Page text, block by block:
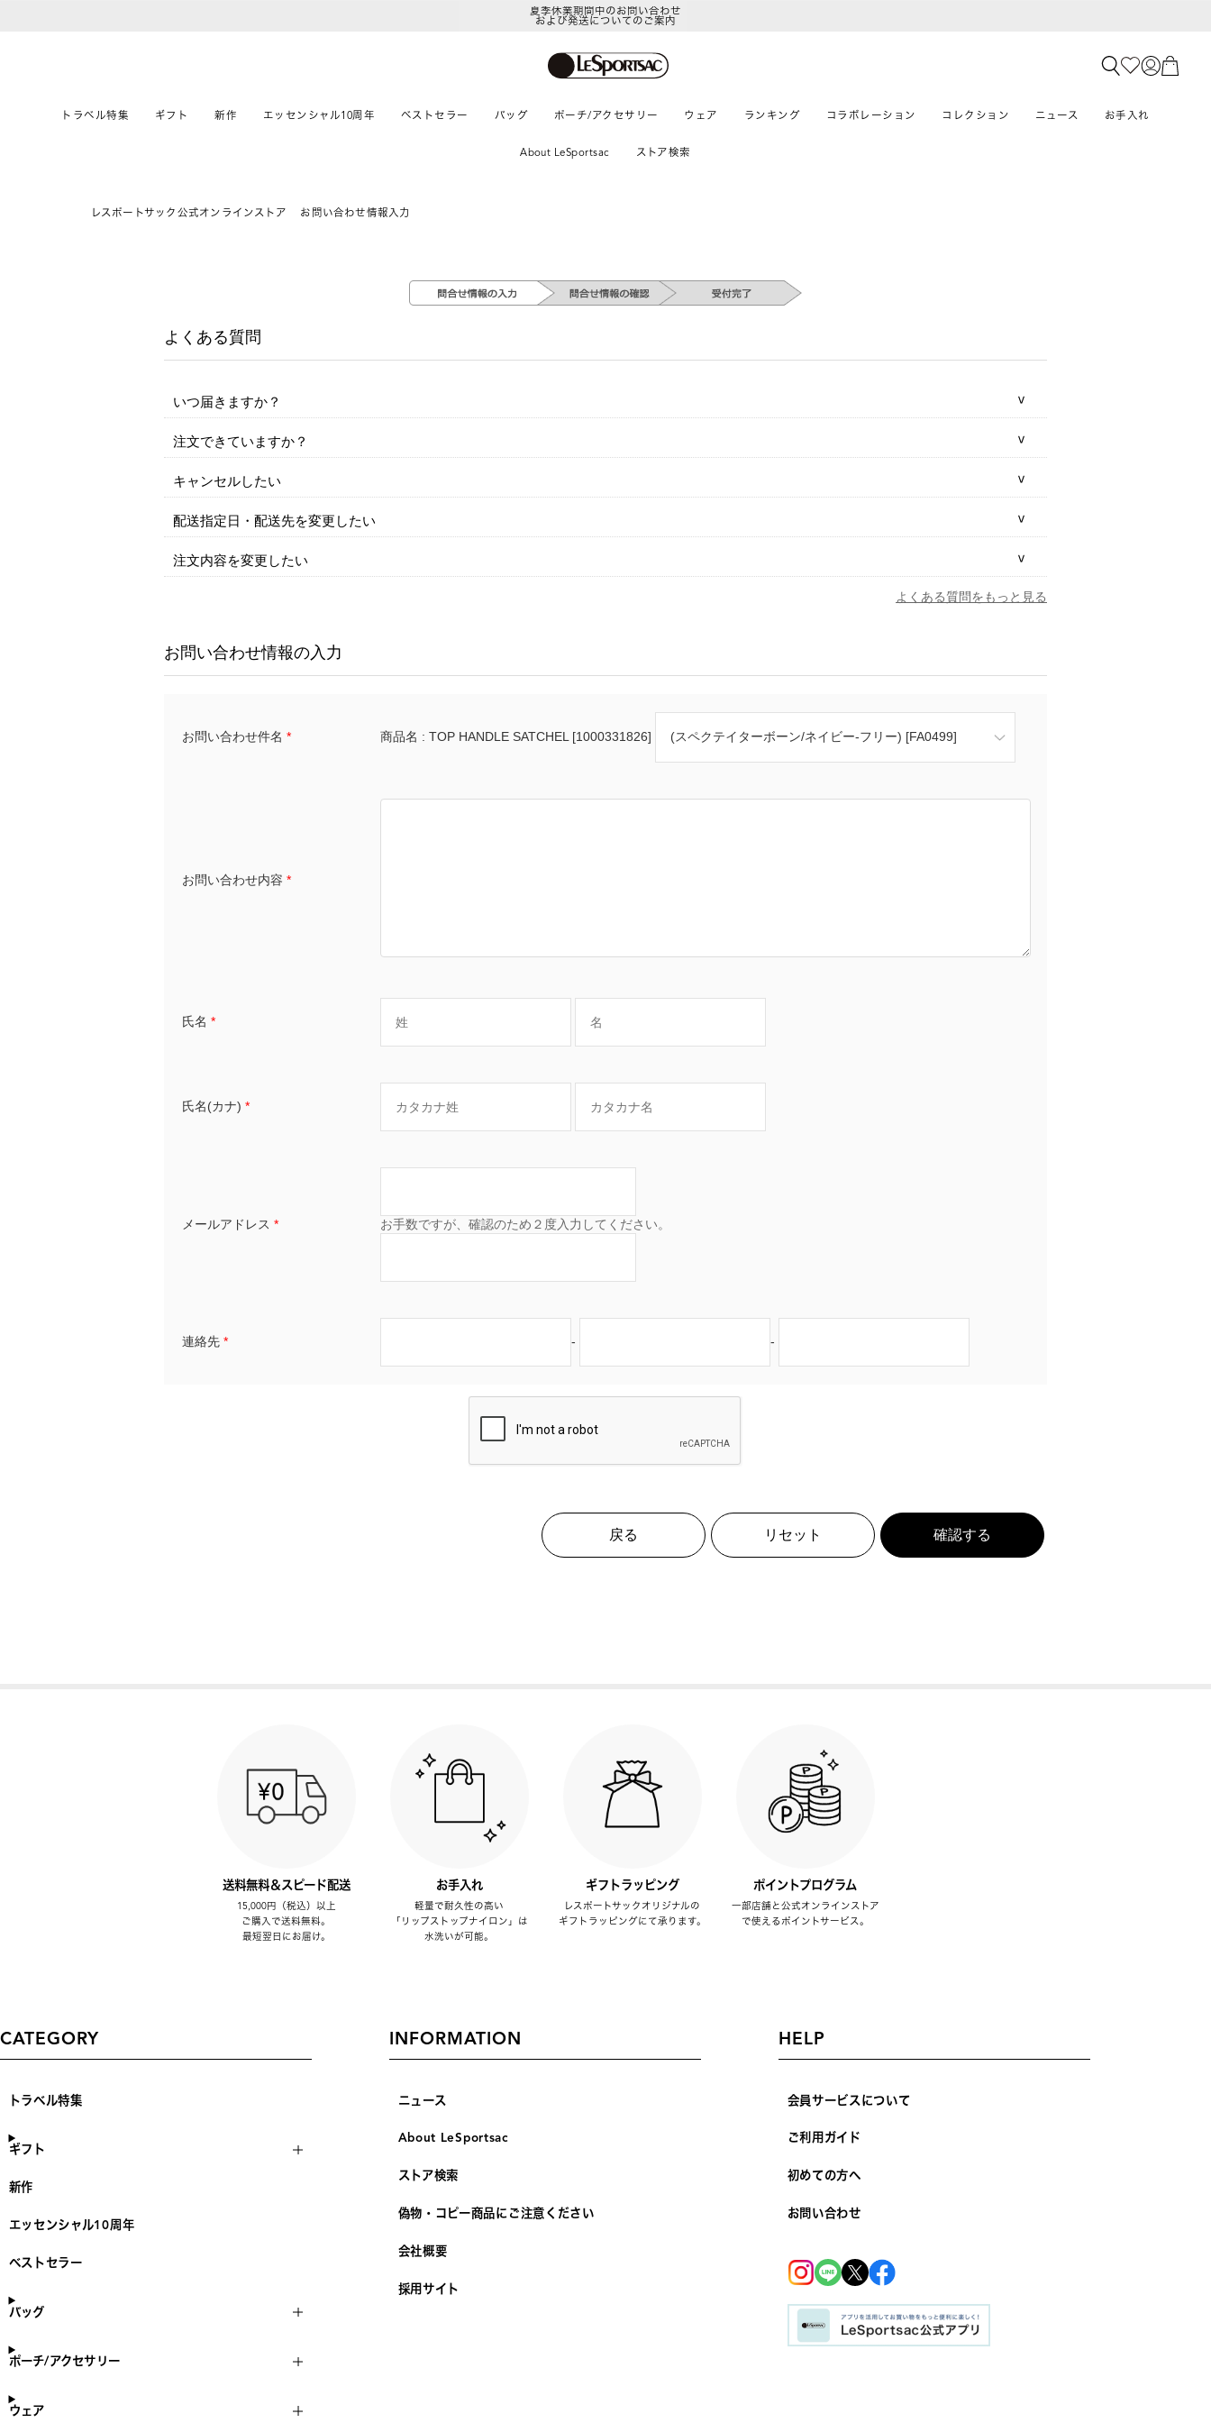
夏季休業期間中のお問い合わせ
および発送についてのご案内
トラベル特集 ギフト 新作 エッセンシャル10周年 ベストセラー バッグ ポーチ/アクセサリー ウェア ランキング コラボレーション コレクション ニュース お手入れ
About LeSportsac ストア検索
レスポートサック公式オンラインストア お問い合わせ情報入力
よくある質問
いつ届きますか？
注文できていますか？
キャンセルしたい
配送指定日・配送先を変更したい
注文内容を変更したい
よくある質問をもっと見る
お問い合わせ情報の入力
お問い合わせ件名 * 商品名 : TOP HANDLE SATCHEL [1000331826]
お問い合わせ内容 *
氏名 *
氏名(カナ) *
メールアドレス * お手数ですが、確認のため２度入力してください。
連絡先 * - -
戻る リセット 確認する
送料無料＆スピード配送
15,000円（税込）以上
ご購入で送料無料。
最短翌日にお届け。
お手入れ
軽量で耐久性の高い
「リップストップナイロン」は
水洗いが可能。
ギフトラッピング
レスポートサックオリジナルの
ギフトラッピングにて承ります。
ポイントプログラム
一部店舗と公式オンラインストア
で使えるポイントサービス。
CATEGORY
トラベル特集
ギフト
新作
エッセンシャル10周年
ベストセラー
バッグ
ポーチ/アクセサリー
ウェア
INFORMATION
ニュース
About LeSportsac
ストア検索
偽物・コピー商品にご注意ください
会社概要
採用サイト
HELP
会員サービスについて
ご利用ガイド
初めての方へ
お問い合わせ